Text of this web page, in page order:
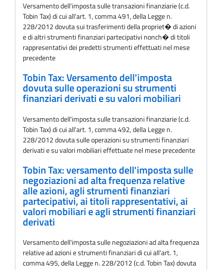
Versamento dell'imposta sulle transazioni finanziarie (c.d.
Tobin Tax) di cui all'art. 1, comma 491, della Legge n.
228/2012 dovuta sui trasferimenti della propriet� di azioni
e di altri strumenti finanziari partecipativi nonch� di titoli
rappresentativi dei predetti strumenti effettuati nel mese
precedente
Tobin Tax: Versamento dell'imposta
dovuta sulle operazioni su strumenti
finanziari derivati e su valori mobiliari
Versamento dell'imposta sulle transazioni finanziarie (c.d.
Tobin Tax) di cui all'art. 1, comma 492, della Legge n.
228/2012 dovuta sulle operazioni su strumenti finanziari
derivati e su valori mobiliari effettuate nel mese precedente
Tobin Tax: versamento dell'imposta sulle
negoziazioni ad alta frequenza relative
alle azioni, agli strumenti finanziari
partecipativi, ai titoli rappresentativi, ai
valori mobiliari e agli strumenti finanziari
derivati
Versamento dell'imposta sulle negoziazioni ad alta frequenza
relative ad azioni e strumenti finanziari di cui all'art. 1,
comma 495, della Legge n. 228/2012 (c.d. Tobin Tax) dovuta